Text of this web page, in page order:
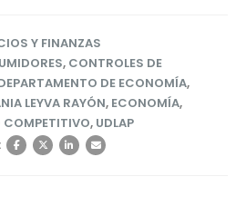
Y FINANZAS
, CONTROLES DE
DE ECONOMÍA,
LEYVA RAYÓN, ECONOMÍA,
COMPETITIVO, UDLAP